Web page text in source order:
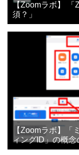
【Zoomラボ】 「
須？」
【Zoomラボ】「
ィングID」の概念